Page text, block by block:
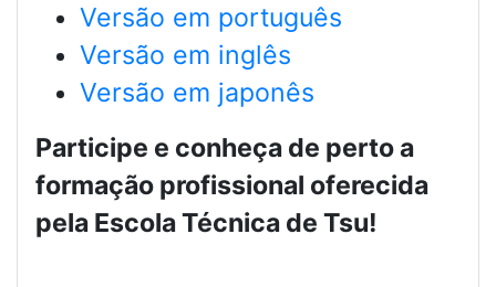
Versão em português
Versão em inglês
Versão em japonês
Participe e conheça de perto a
formação profissional oferecida
pela Escola Técnica de Tsu!